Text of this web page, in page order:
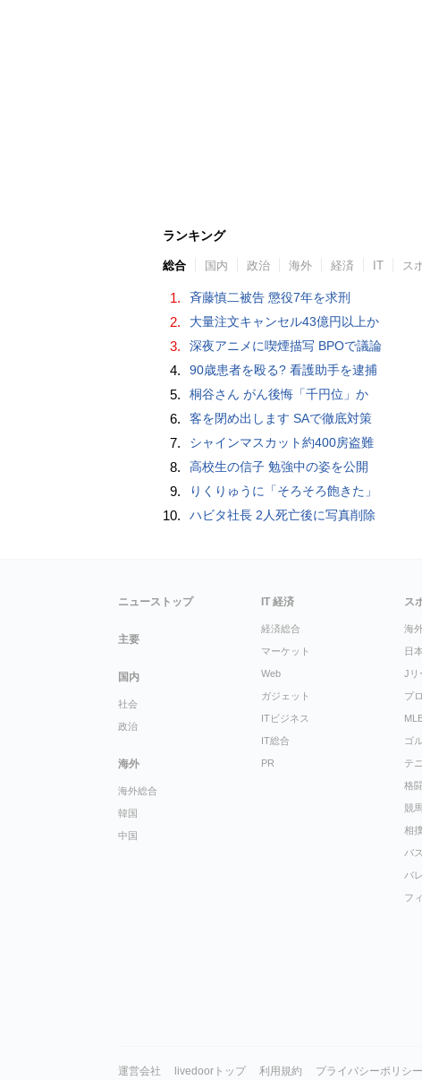
ランキング
総合 国内 政治 海外 経済 IT ス
1. 斉藤慎二被告 懲役7年を求刑
2. 大量注文キャンセル43億円以上か
3. 深夜アニメに喫煙描写 BPOで議論
4. 90歳患者を殴る? 看護助手を逮捕
5. 桐谷さん がん後悔「千円位」か
6. 客を閉め出します SAで徹底対策
7. シャインマスカット約400房盗難
8. 高校生の信子 勉強中の姿を公開
9. りくりゅうに「そろそろ飽きた」
10. ハビタ社長 2人死亡後に写真削除
ニューストップ
主要
国内
社会
政治
海外
海外総合
韓国
中国
IT 経済
経済総合
マーケット
Web
ガジェット
ITビジネス
IT総合
PR
ス
海
日
Jリ
プ
ゴ
テ
格
競
相
バ
バ
フ
運営会社 livedoorトップ 利用規約 プライバシーポリシー